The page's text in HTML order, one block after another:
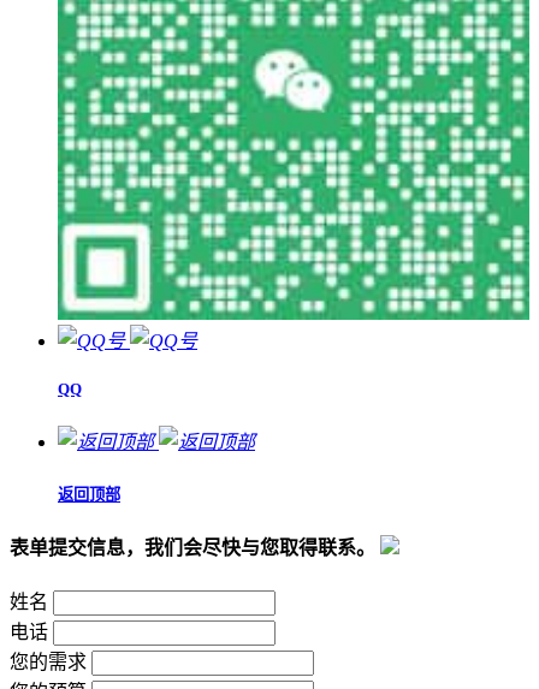
QQ
返回顶部
表单提交信息，我们会尽快与您取得联系。
姓名
电话
您的需求